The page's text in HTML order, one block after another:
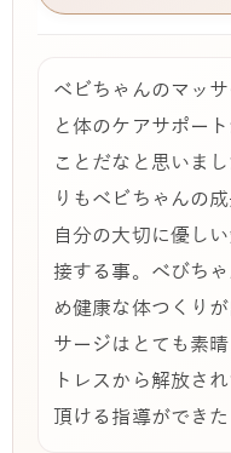
べビちゃんのマッ
と体のケアサポー
ことだなと思いま
りもべビちゃんの
自分の大切に優し
接する事。べびち
め健康な体つくり
サージはとても素
トレスから解放さ
頂ける指導ができ